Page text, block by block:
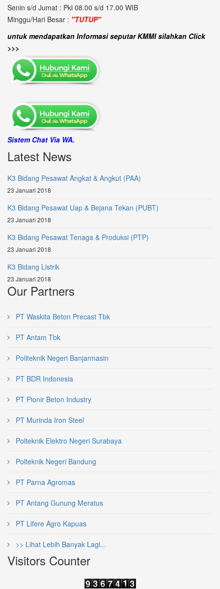
Senin s/d Jumat : Pkl 08.00 s/d 17.00 WIB
Minggu/Hari Besar : "TUTUP"
untuk mendapatkan Informasi seputar KMMI silahkan Click
>>>
Sistem Chat Via WA.
Latest News
K3 Bidang Pesawat Angkat & Angkut (PAA)
23 Januari 2018
K3 Bidang Pesawat Uap & Bejana Tekan (PUBT)
23 Januari 2018
K3 Bidang Pesawat Tenaga & Produksi (PTP)
23 Januari 2018
K3 Bidang Listrik
23 Januari 2018
Our Partners
PT Waskita Beton Precast Tbk
PT Antam Tbk
Politeknik Negeri Banjarmasin
PT BDR Indonesia
PT Pionir Beton Industry
PT Murinda Iron Steel
Polteknik Elektro Negeri Surabaya
Polteknik Negeri Bandung
PT Parna Agromas
PT Antang Gunung Meratus
PT Lifere Agro Kapuas
>> Lihat Lebih Banyak Lagi...
Visitors Counter